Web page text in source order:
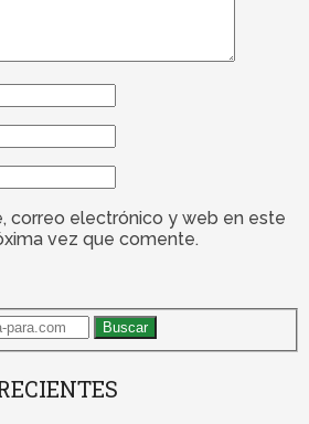
correo electrónico y web en este
vez que comente.